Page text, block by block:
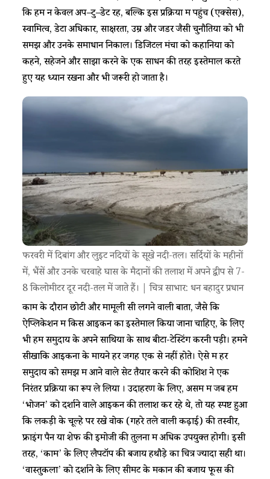
कि हम न केवल अप–टु–डेट रहें, बल्कि इस प्रक्रिया में पहुंच (एक्सेस),
स्वामित्व, डेटा अधिकार, साक्षरता, उम्र और जेंडर जैसी चुनौतियों को भी
समझें और उनके समाधान निकालें। डिजिटल मंचों को कहानियों को
कहने, सहेजने और साझा करने के एक साधन की तरह इस्तेमाल करते
हुए यह ध्यान रखना और भी जरूरी हो जाता है।
फरवरी में दिबांग और लुइट नदियों के सूखे नदी-तल। सर्दियों के महीनों
में, भैंसें और उनके चरवाहे घास के मैदानों की तलाश में अपने द्वीप से 7-
8 किलोमीटर दूर नदी-तल में जाते हैं। | चित्र साभार: धन बहादुर प्रधान
काम के दौरान छोटी और मामूली सी लगने वाली बातों, जैसे कि
ऐप्लिकेशन में किस आइकन का इस्तेमाल किया जाना चाहिए, के लिए
भी हमें समुदाय के अपने साथियों के साथ बीटा-टेस्टिंग करनी पड़ी। हमने
सीखाकि आइकनों के मायने हर जगह एक से नहीं होते। ऐसे में हर
समुदाय को समझ में आने वाले सेट तैयार करने की कोशिश ने एक
निरंतर प्रक्रिया का रूप ले लिया । उदाहरण के लिए, असम में जब हम
‘भोजन’ को दर्शाने वाले आइकन की तलाश कर रहे थे, तो यह स्पष्ट हुआ
कि लकड़ी के चूल्हे पर रखे वोक (गहरे तले वाली कढ़ाई) की तस्वीर,
फ्राइंग पैन या शेफ की इमोजी की तुलना में अधिक उपयुक्त होगी। इसी
तरह, ‘काम’ के लिए लैपटॉप की बजाय हथौड़े का चित्र ज्यादा सही था।
‘वास्तुकला’ को दर्शाने के लिए सीमेंट के मकान की बजाय फूस की